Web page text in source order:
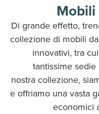
Di grande effetto,
collezione di mobili
innovativi, tra
tantissime
nostra collezione,
e offriamo una vasta
economici